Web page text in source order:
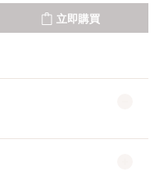
立即購買